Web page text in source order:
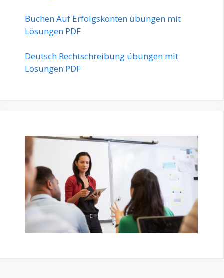
Buchen Auf Erfolgskonten übungen mit
Lösungen PDF
Deutsch Rechtschreibung übungen mit
Lösungen PDF